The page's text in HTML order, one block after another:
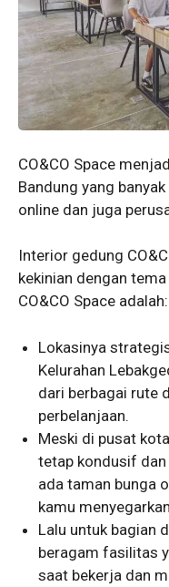
CO&CO Space
Bandung yang
online dan juga
Interior gedung
kekinian dengan
CO&CO Space adalah:
Lokasinya
Kelurahan
dari berbagai rute
perbelanjaan.
Meski di pusat
tetap kondusif dan
ada taman bunga
kamu
Lalu untuk bagian
beragam fasilitas
saat bekerja dan